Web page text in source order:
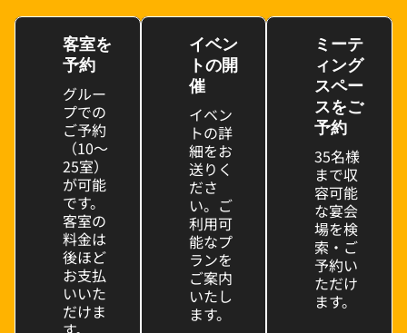
客室を
予約
グルー
プでの
ご予約
（10～
25室）
が可能
です。
客室の
料金は
後ほど
お支払
いいた
だけま
イベン
トの開
催
イベン
トの詳
細をお
送りく
ださ
い。ご
利用可
能なプ
ランを
ご案内
いたし
ます。
ミーテ
ィング
スペー
スをご
予約
35名様
まで収
容可能
な宴会
場を検
索・ご
予約い
ただけ
ます。